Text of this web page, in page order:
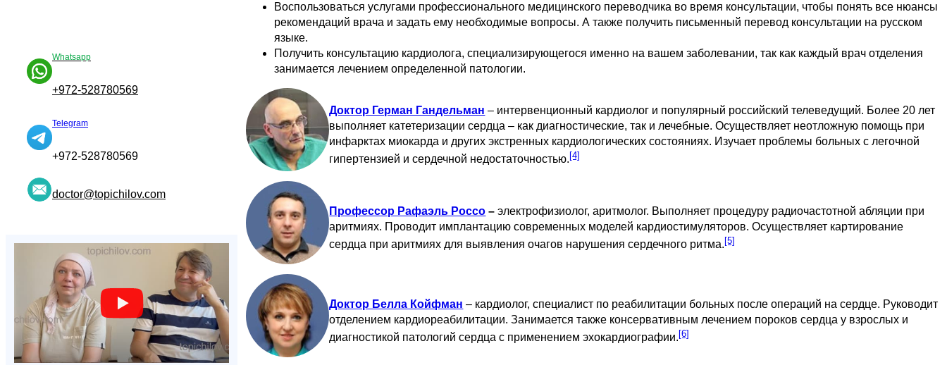
Whatsapp
+972-528780569
Telegram
+972-528780569
doctor@topichilov.com
Воспользоваться услугами профессионального медицинского переводчика во время консультации, чтобы понять все нюансы
рекомендаций врача и задать ему необходимые вопросы. А также получить письменный перевод консультации на русском
языке.
Получить консультацию кардиолога, специализирующегося именно на вашем заболевании, так как каждый врач отделения
занимается лечением определенной патологии.
Доктор Герман Гандельман – интервенционный кардиолог и популярный российский телеведущий. Более 20 лет
выполняет катетеризации сердца – как диагностические, так и лечебные. Осуществляет неотложную помощь при
инфарктах миокарда и других экстренных кардиологических состояниях. Изучает проблемы больных с легочной
гипертензией и сердечной недостаточностью.[4]
Профессор Рафаэль Россо – электрофизиолог, аритмолог. Выполняет процедуру радиочастотной абляции при
аритмиях. Проводит имплантацию современных моделей кардиостимуляторов. Осуществляет картирование
сердца при аритмиях для выявления очагов нарушения сердечного ритма.[5]
Доктор Белла Койфман – кардиолог, специалист по реабилитации больных после операций на сердце. Руководит
отделением кардиореабилитации. Занимается также консервативным лечением пороков сердца у взрослых и
диагностикой патологий сердца с применением эхокардиографии.[6]